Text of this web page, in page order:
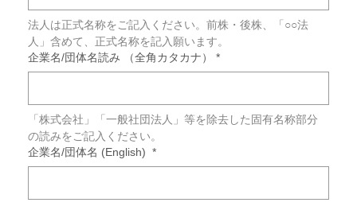
法人は正式名称をご記入ください。前株・後株、「○○法
人」含めて、正式名称を記入願います。
企業名/団体名読み （全角カタカナ）
*
「株式会社」「一般社団法人」等を除去した固有名称部分
の読みをご記入ください。
企業名/団体名 (English) *